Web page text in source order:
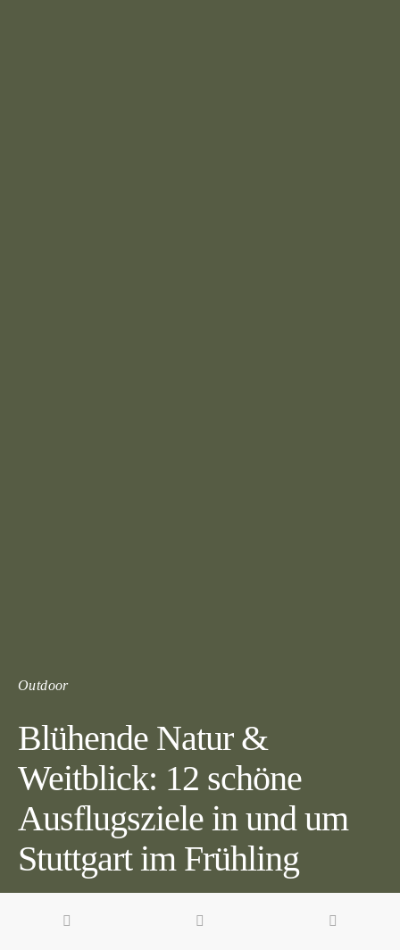
Outdoor
Blühende Natur &
Weitblick: 12 schöne
Ausflugsziele in und um
Stuttgart im Frühling